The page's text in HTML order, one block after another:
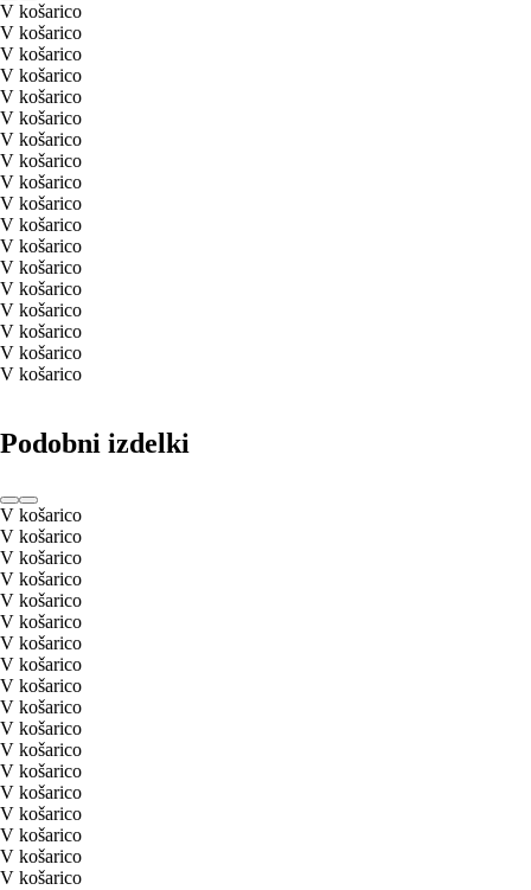
V košarico
V košarico
V košarico
V košarico
V košarico
V košarico
V košarico
V košarico
V košarico
V košarico
V košarico
V košarico
V košarico
V košarico
V košarico
V košarico
V košarico
V košarico
Podobni izdelki
V košarico
V košarico
V košarico
V košarico
V košarico
V košarico
V košarico
V košarico
V košarico
V košarico
V košarico
V košarico
V košarico
V košarico
V košarico
V košarico
V košarico
V košarico